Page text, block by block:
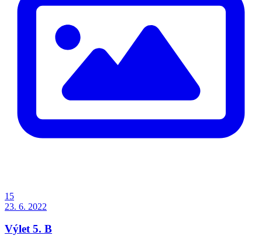
15
23. 6. 2022
Výlet 5. B